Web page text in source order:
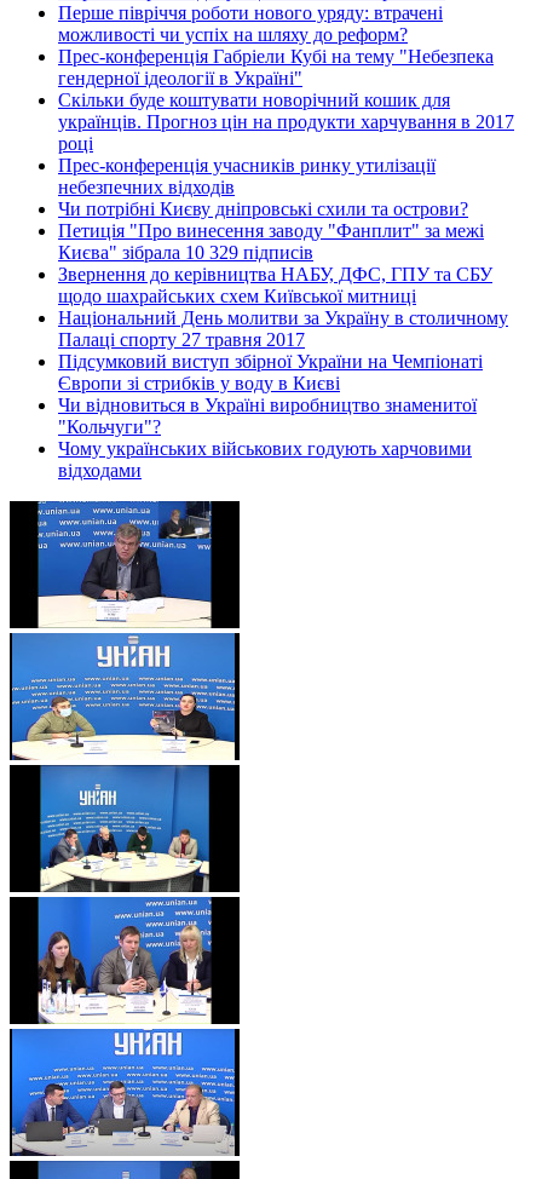
Перше півріччя роботи нового уряду: втрачені
можливості чи успіх на шляху до реформ?
Прес-конференція Габріели Кубі на тему "Небезпека
гендерної ідеології в Україні"
Скільки буде коштувати новорічний кошик для
українців. Прогноз цін на продукти харчування в 2017
році
Прес-конференція учасників ринку утилізації
небезпечних відходів
Чи потрібні Києву дніпровські схили та острови?
Петиція "Про винесення заводу "Фанплит" за межі
Києва" зібрала 10 329 підписів
Звернення до керівництва НАБУ, ДФС, ГПУ та СБУ
щодо шахрайських схем Київської митниці
Національний День молитви за Україну в столичному
Палаці спорту 27 травня 2017
Підсумковий виступ збірної України на Чемпіонаті
Європи зі стрибків у воду в Києві
Чи відновиться в Україні виробництво знаменитої
"Кольчуги"?
Чому українських військових годують харчовими
відходами